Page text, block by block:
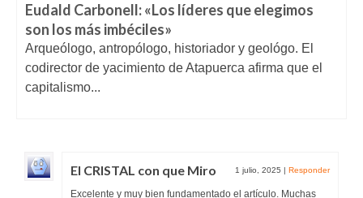
Eudald Carbonell: «Los líderes que elegimos
son los más imbéciles»
Arqueólogo, antropólogo, historiador y geológo. El
codirector de yacimiento de Atapuerca afirma que el
capitalismo...
El CRISTAL con que Miro 1 julio, 2025 | Responder
Excelente y muy bien fundamentado el artículo. Muchas